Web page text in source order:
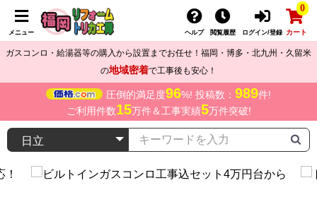
メニュー ヘルプ 閲覧履歴 ログイン/登録
0
カート
ガスコンロ・給湯器等の購入から設置までお任せ！福岡・博多・北九州・久留米
の地域密着で工事後も安心！
圧倒的満足度96%! 投稿数： 989件!
ご利用件数15万件＆工事実績5万件突破!